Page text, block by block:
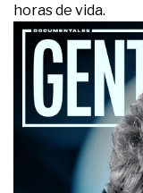
horas de vida.